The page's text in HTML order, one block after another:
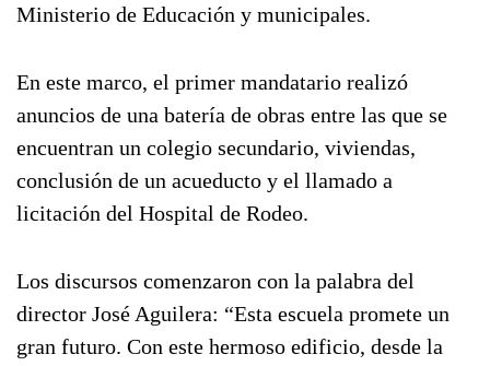
Ministerio de Educación y municipales.
En este marco, el primer mandatario realizó
anuncios de una batería de obras entre las que se
encuentran un colegio secundario, viviendas,
conclusión de un acueducto y el llamado a
licitación del Hospital de Rodeo.
Los discursos comenzaron con la palabra del
director José Aguilera: “Esta escuela promete un
gran futuro. Con este hermoso edificio, desde la